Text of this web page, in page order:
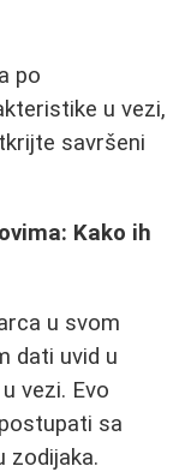
po
u vezi,
savršeni
Kako ih
u svom
dati uvid u
vezi. Evo
sa
zodijaka.